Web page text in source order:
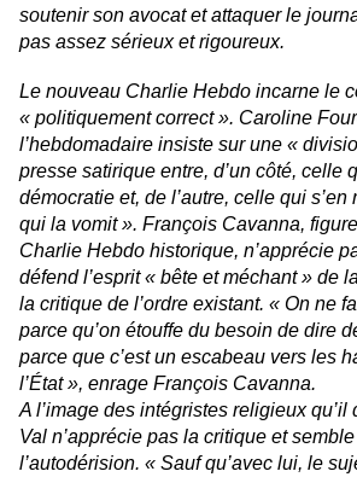
soutenir son avocat et attaquer le
pas assez sérieux et rigoureux.
Le nouveau Charlie Hebdo incarne le
« politiquement correct ». Caroline
l’hebdomadaire insiste sur une «
presse satirique entre, d’un côté, celle
démocratie et, de l’autre, celle qui
qui la vomit». François Cavanna,
Charlie Hebdo historique, n’apprécie
défend l’esprit « bête et méchant » de
la critique de l’ordre existant. « On ne
parce qu’on étouffe du besoin de dire
parce que c’est un escabeau vers les
l’État», enrage François Cavanna.
A l’image des intégristes religieux
Val n’apprécie pas la critique et
l’autodérision. « Sauf qu’avec lui, le